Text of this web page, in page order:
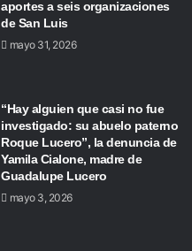
aportes a seis organizaciones
de San Luis
mayo 31, 2026
“Hay alguien que casi no fue
investigado: su abuelo paterno
Roque Lucero”, la denuncia de
Yamila Cialone, madre de
Guadalupe Lucero
mayo 3, 2026